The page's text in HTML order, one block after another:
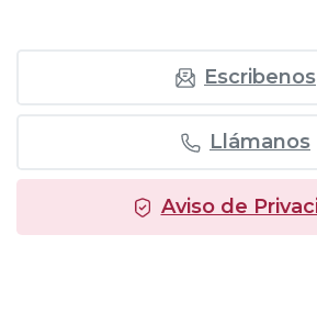
Escribenos
Llámanos
Aviso de